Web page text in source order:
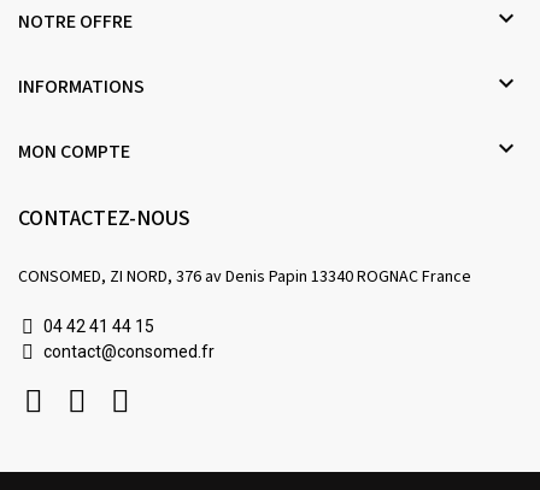
NOTRE OFFRE 
INFORMATIONS 
MON COMPTE 
CONTACTEZ-NOUS
CONSOMED, ZI NORD, 376 av Denis Papin 13340 ROGNAC France
04 42 41 44 15
contact@consomed.fr